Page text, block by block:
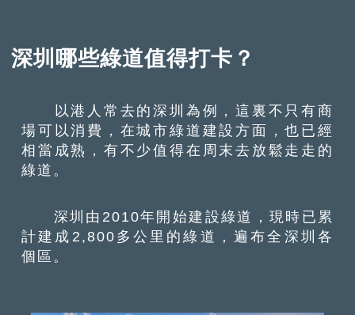
深圳哪些綠道值得打卡？
以港人常去的深圳為例，這裏不只有商
場可以消費，在城市綠道建設方面，也已經
相當成熟，有不少值得在周末去放鬆走走的
綠道。
深圳由2010年開始建設綠道，現時已累
計建成2,800多公里的綠道，遍布全深圳各
個區。